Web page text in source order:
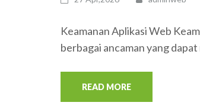
Keamanan Aplikasi Web
berbagai ancaman yang
READ MORE